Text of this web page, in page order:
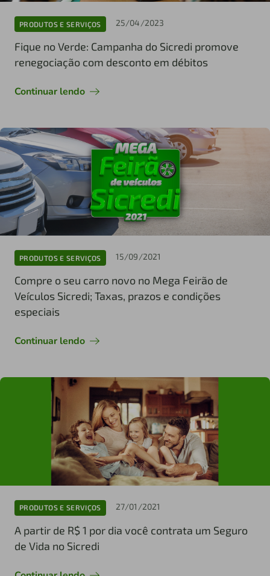
PRODUTOS E SERVIÇOS 25/04/2023
Fique no Verde: Campanha do Sicredi promove
renegociação com desconto em débitos
Continuar lendo
PRODUTOS E SERVIÇOS 15/09/2021
Compre o seu carro novo no Mega Feirão de
Veículos Sicredi; Taxas, prazos e condições
especiais
Continuar lendo
PRODUTOS E SERVIÇOS 27/01/2021
A partir de R$ 1 por dia você contrata um Seguro
de Vida no Sicredi